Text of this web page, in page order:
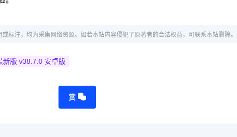
标注，均为采集网络资源。如若本站内容侵犯了原著者的合法权益，可联系本站删除。
新版 v38.7.0 安卓版
赏